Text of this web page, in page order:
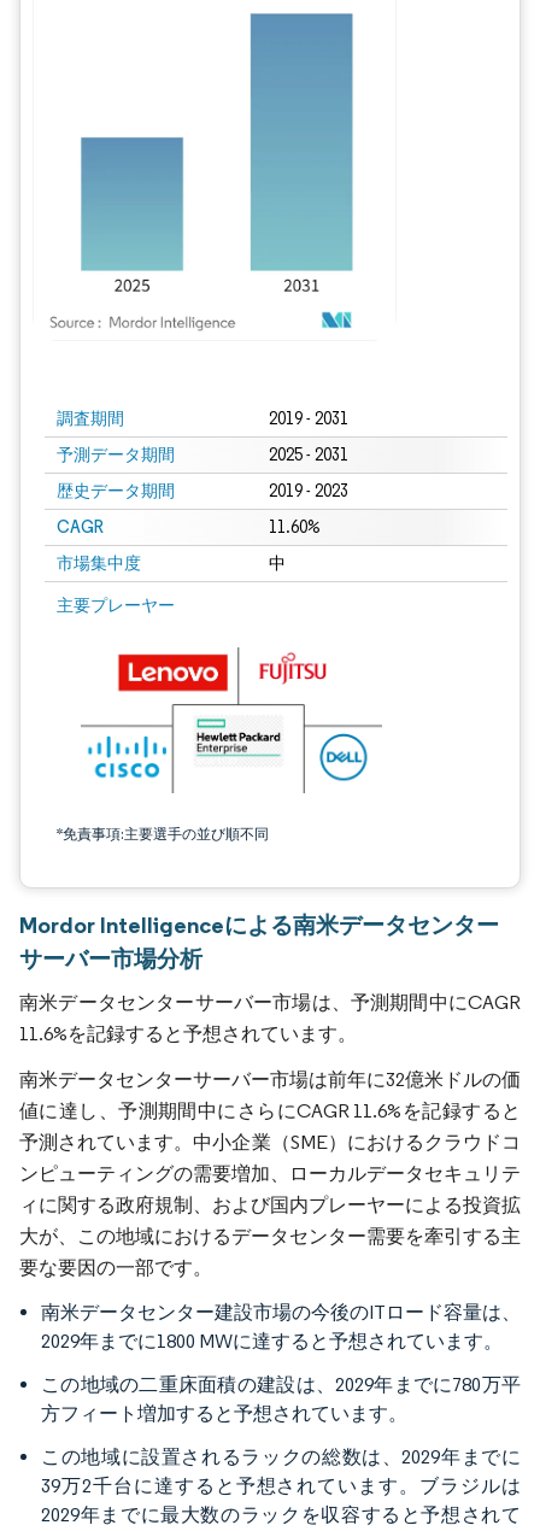
調査期間 2019 - 2031
予測データ期間 2025 - 2031
歴史データ期間 2019 - 2023
CAGR 11.60%
市場集中度 中
主要プレーヤー
*免責事項:主要選手の並び順不同
Mordor Intelligenceによる南米データセンター
サーバー市場分析
南米データセンターサーバー市場は、予測期間中にCAGR
11.6%を記録すると予想されています。
南米データセンターサーバー市場は前年に32億米ドルの価
値に達し、予測期間中にさらにCAGR 11.6%を記録すると
予測されています。中小企業（SME）におけるクラウドコ
ンピューティングの需要増加、ローカルデータセキュリテ
ィに関する政府規制、および国内プレーヤーによる投資拡
大が、この地域におけるデータセンター需要を牽引する主
要な要因の一部です。
南米データセンター建設市場の今後のITロード容量は、
2029年までに1800 MWに達すると予想されています。
この地域の二重床面積の建設は、2029年までに780万平
方フィート増加すると予想されています。
この地域に設置されるラックの総数は、2029年までに
39万2千台に達すると予想されています。ブラジルは
2029年までに最大数のラックを収容すると予想されて